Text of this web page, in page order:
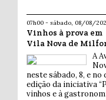
07h00 - sábado, 08/08/
Vinhos à prova em
Vila Nova de
A
neste sábado, 8, e no
edição da iniciativa
vinhos e à